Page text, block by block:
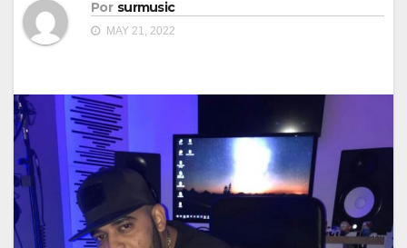
Por surmusic
MAY 21, 2022